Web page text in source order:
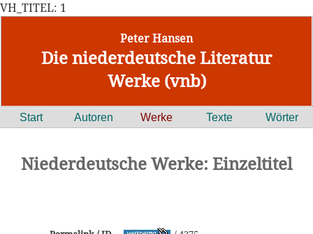
VH_TITEL: 1
Peter Hansen
Die niederdeutsche Literatur
Werke (vnb)
Start Autoren Werke Texte Wörter
Niederdeutsche Werke: Einzeltitel